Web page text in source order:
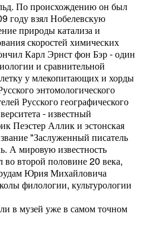
По происхождению он был
году взял Нобелевскую
природы катализа и
скоростей химических
Карл Эрнст фон Бэр - один
и сравнительной
у млекопитающих и хорды
энтомологического
Русского географического
- известный
Пеэстер Аллик и эстонская
"Заслуженный писатель
А мировую известность
второй половине 20 века,
Юрия Михайловича
филологии, культурологии
в музей уже в самом точном